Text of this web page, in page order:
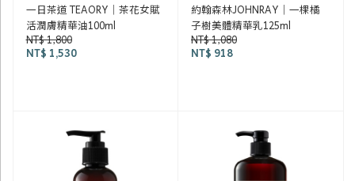
一日茶道 TEAORY｜茶花女賦
活潤膚精華油100ml
NT$ 1,800
NT$ 1,530
約翰森林JOHNRAY｜一棵橘
子樹美體精華乳125ml
NT$ 1,080
NT$ 918